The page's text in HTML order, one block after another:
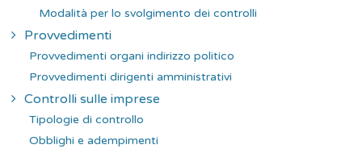
Modalità per lo svolgimento dei controlli
Provvedimenti
Provvedimenti organi indirizzo politico
Provvedimenti dirigenti amministrativi
Controlli sulle imprese
Tipologie di controllo
Obblighi e adempimenti